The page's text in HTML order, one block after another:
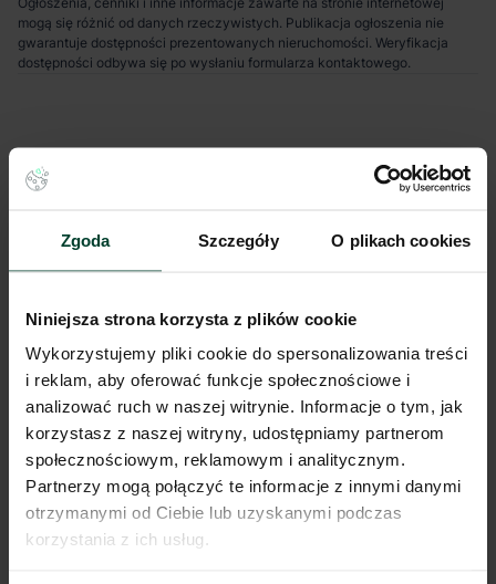
Zgoda Szczegóły O plikach cookies
Niniejsza strona korzysta z plików cookie
Wykorzystujemy pliki cookie do spersonalizowania treści
i reklam, aby oferować funkcje społecznościowe i
analizować ruch w naszej witrynie. Informacje o tym, jak
korzystasz z naszej witryny, udostępniamy partnerom
społecznościowym, reklamowym i analitycznym.
Partnerzy mogą połączyć te informacje z innymi danymi
otrzymanymi od Ciebie lub uzyskanymi podczas
korzystania z ich usług.
mogą się różnić od danych rzeczywistych. Publikacja ogłoszenia nie
gwarantuje dostępności prezentowanych nieruchomości. Weryfikacja
dostępności odbywa się po wysłaniu formularza kontaktowego.